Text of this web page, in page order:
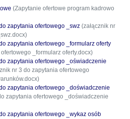
(Zapytanie ofertowe program kadrowo
zapytania ofertowego _swz (załącznik nr
zapytania ofertowego _formularz oferty
_formularz oferty.docx)
zapytania ofertowego _oświadczenie
nr 3 do zapytania ofertowego
zapytania ofertowego _doświadczenie
zapytania ofertowego _doświadczenie
zapytania ofertowego _wykaz osób